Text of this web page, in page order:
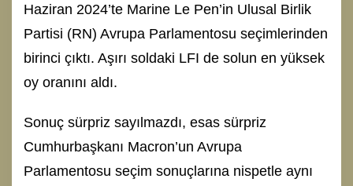
Haziran 2024’te Marine Le Pen’in Ulusal Birlik
Partisi (RN) Avrupa Parlamentosu seçimlerinden
birinci çıktı. Aşırı soldaki LFI de solun en yüksek
oy oranını aldı.
Sonuç sürpriz sayılmazdı, esas sürpriz
Cumhurbaşkanı Macron’un Avrupa
Parlamentosu seçim sonuçlarına nispetle aynı